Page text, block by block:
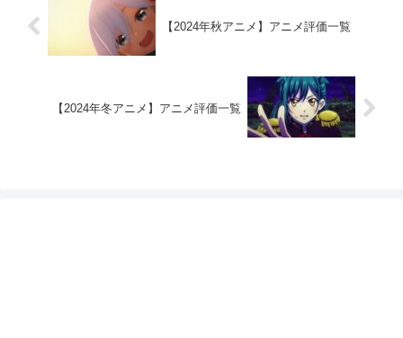
【2024年秋アニメ】アニメ評価一覧
【2024年冬アニメ】アニメ評価一覧